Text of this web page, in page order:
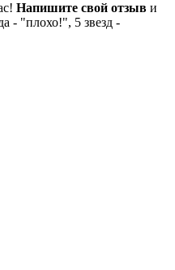
Напишите свой отзыв и
- "плохо!", 5 звезд -